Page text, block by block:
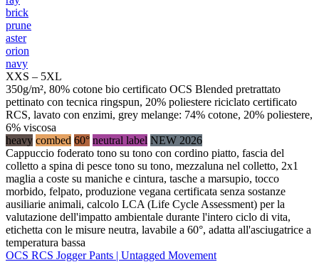
brick
prune
aster
orion
navy
XXS – 5XL
350g/m², 80% cotone bio certificato OCS Blended pretrattato
pettinato con tecnica ringspun, 20% poliestere riciclato certificato
RCS, lavato con enzimi, grey melange: 74% cotone, 20% poliestere,
6% viscosa
heavy combed 60° neutral label NEW 2026
Cappuccio foderato tono su tono con cordino piatto, fascia del
colletto a spina di pesce tono su tono, mezzaluna nel colletto, 2x1
maglia a coste su maniche e cintura, tasche a marsupio, tocco
morbido, felpato, produzione vegana certificata senza sostanze
ausiliarie animali, calcolo LCA (Life Cycle Assessment) per la
valutazione dell'impatto ambientale durante l'intero ciclo di vita,
etichetta con le misure neutra, lavabile a 60°, adatta all'asciugatrice a
temperatura bassa
OCS RCS Jogger Pants | Untagged Movement